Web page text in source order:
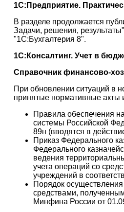
1С:Предприятие.
В разделе продолжается
Задачи, решения,
"1С:Бухгалтерия 8".
1С:Консалтинг. Учет в
Справочник финансово-
При обновлении ситуаций в
принятые нормативные акты
Правила обеспечения
системы Российской
89н (вводятся в
Приказ Федерального
Федерального
ведения
учета операций со
учреждений в
Порядок
средствами,
Минфина России от